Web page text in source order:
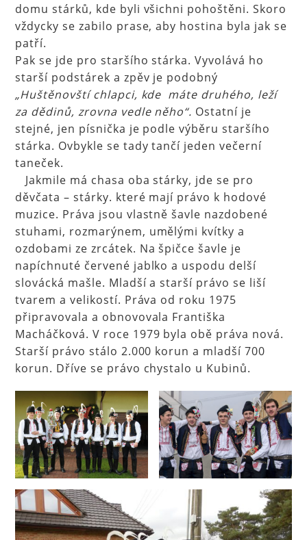
domu stárků, kde byli všichni pohoštěni. Skoro
vždycky se zabilo prase, aby hostina byla jak se
patří.
Pak se jde pro staršího stárka. Vyvolává ho
starší podstárek a zpěv je podobný
„Huštěnovští chlapci, kde máte druhého, leží
za dědinů, zrovna vedle něho“. Ostatní je
stejné, jen písnička je podle výběru staršího
stárka. Ovbykle se tady tančí jeden večerní
taneček.
Jakmile má chasa oba stárky, jde se pro
děvčata – stárky. které mají právo k hodové
muzice. Práva jsou vlastně šavle nazdobené
stuhami, rozmarýnem, umělými kvítky a
ozdobami ze zrcátek. Na špičce šavle je
napíchnuté červené jablko a uspodu delší
slovácká mašle. Mladší a starší právo se liší
tvarem a velikostí. Práva od roku 1975
připravovala a obnovovala Františka
Macháčková. V roce 1979 byla obě práva nová.
Starší právo stálo 2.000 korun a mladší 700
korun. Dříve se právo chystalo u Kubinů.